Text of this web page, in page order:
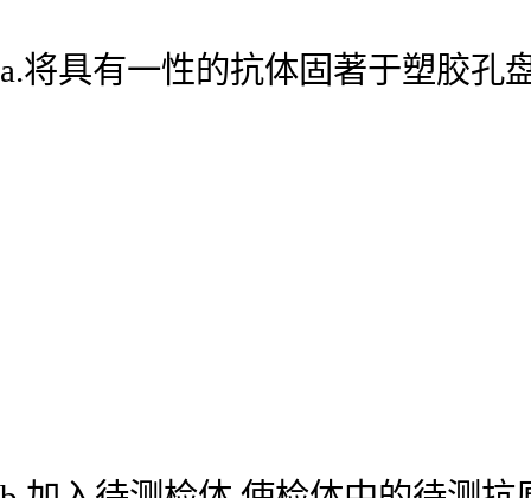
a.将具有一性的抗体固著于塑胶孔